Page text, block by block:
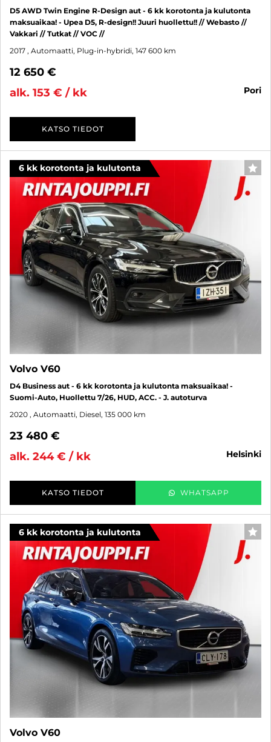
D5 AWD Twin Engine R-Design aut - 6 kk korotonta ja kulutonta
maksuaikaa! - Upea D5, R-design!! Juuri huollettu!! // Webasto //
Vakkari // Tutkat // VOC //
2017 , Automaatti, Plug-in-hybridi, 147 600 km
12 650 €
alk. 153 € / kk
pori
KATSO TIEDOT
6 kk korotonta ja kulutonta
Volvo V60
D4 Business aut - 6 kk korotonta ja kulutonta maksuaikaa! -
Suomi-Auto, Huollettu 7/26, HUD, ACC. - J. autoturva
2020 , Automaatti, Diesel, 135 000 km
23 480 €
alk. 244 € / kk
helsinki
KATSO TIEDOT WHATSAPP
6 kk korotonta ja kulutonta
Volvo V60